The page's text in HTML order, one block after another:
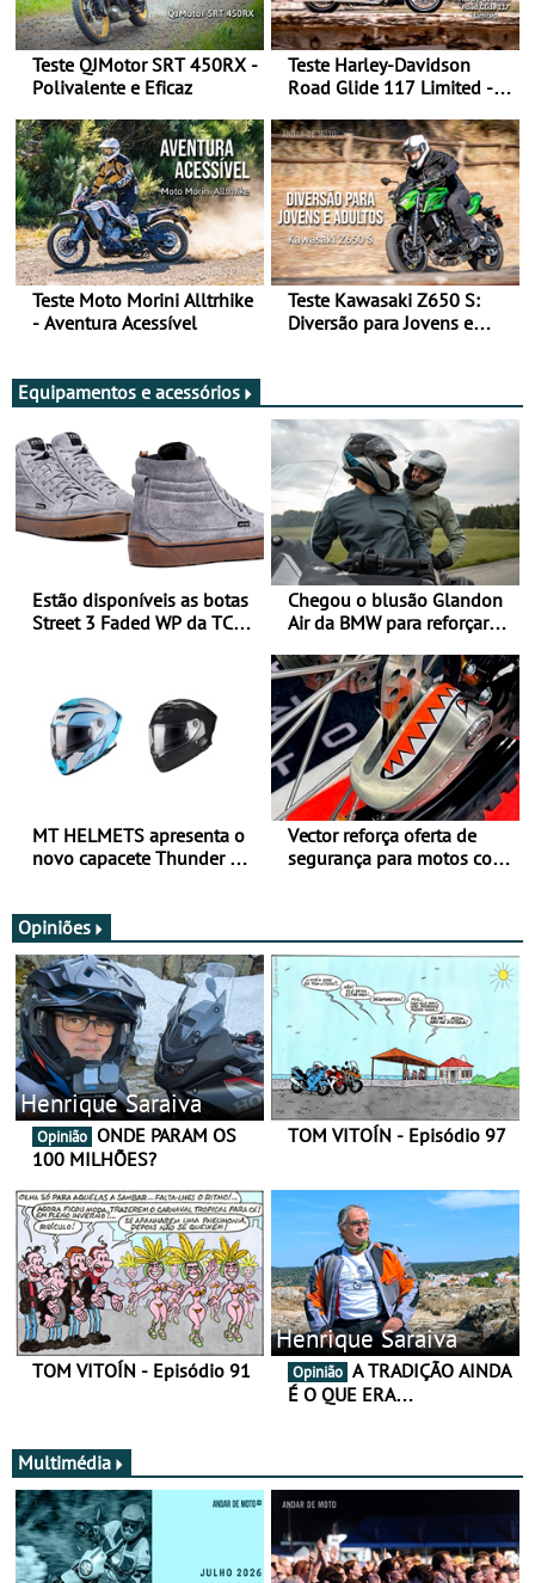
Teste QJMotor SRT 450RX -
Polivalente e Eficaz
Teste Harley-Davidson
Road Glide 117 Limited - A
Teste Moto Morini Alltrhike
- Aventura Acessível
Teste Kawasaki Z650 S:
Diversão para Jovens e
Equipamentos e acessórios
Estão disponíveis as botas
Street 3 Faded WP da TCX
Chegou o blusão Glandon
Air da BMW para reforçar
verão
MT HELMETS apresenta o
novo capacete Thunder 4 R
Vector reforça oferta de
segurança para motos com
Opiniões
Henrique Saraiva
Opinião
100 MILHÕES?
TOM VITOÍN - Episódio 97
TOM VITOÍN - Episódio 91
Henrique Saraiva
Opinião
É O QUE ERA…
Multimédia